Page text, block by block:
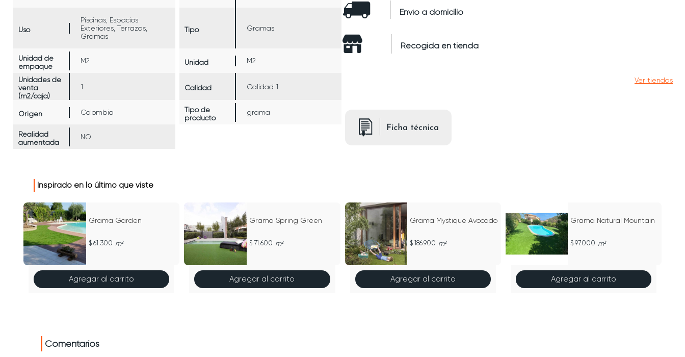
Uso
Piscinas, Espacios
Exteriores, Terrazas,
Gramas
Tipo Gramas
Unidad de
empaque
M2 Unidad M2
Unidades de
venta
(m2/caja)
1 Calidad Calidad 1
Origen Colombia
Tipo de
producto
grama
Realidad
aumentada
NO
Envío a domicilio
Recogida en tienda
Ver tiendas
Inspirado en lo último que viste
Grama Garden
61.300 m²
Agregar al carrito
Grama Spring Green
71.600 m²
Agregar al carrito
Grama Mystique Avocado
186.900 m²
Agregar al carrito
Grama Natural Mountain
97.000 m²
Agregar al carrito
Comentarios